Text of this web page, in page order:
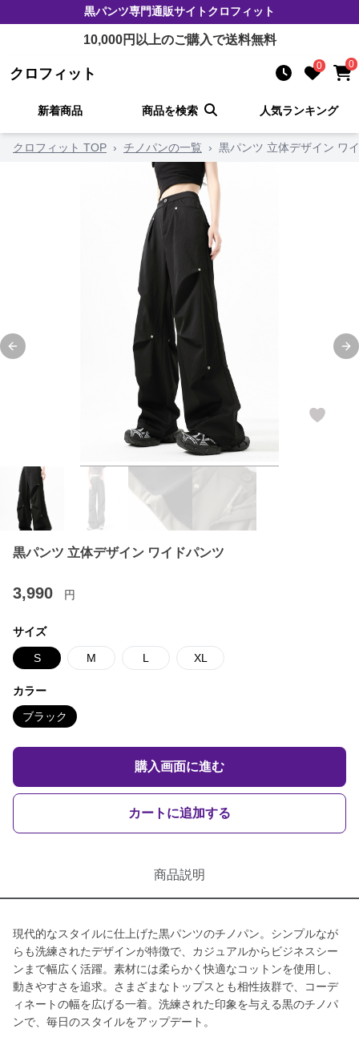
黒パンツ専門通販サイトクロフィット
10,000円以上のご購入で送料無料
クロフィット 0 0
新着商品 商品を検索 人気ランキング
クロフィット TOP › チノパンの一覧 › 黒パンツ 立体デザイン ワ
Previous slide
黒パンツ 立体デザイン ワイドパンツ
3,990 円
サイズ
S M L XL
カラー
ブラック
購入画面に進む
カートに追加する
商品説明
現代的なスタイルに仕上げた黒パンツのチノパン。シンプルなが
らも洗練されたデザインが特徴で、カジュアルからビジネスシー
ンまで幅広く活躍。素材には柔らかく快適なコットンを使用し、
動きやすさを追求。さまざまなトップスとも相性抜群で、コーデ
ィネートの幅を広げる一着。洗練された印象を与える黒のチノパ
ンで、毎日のスタイルをアップデート。